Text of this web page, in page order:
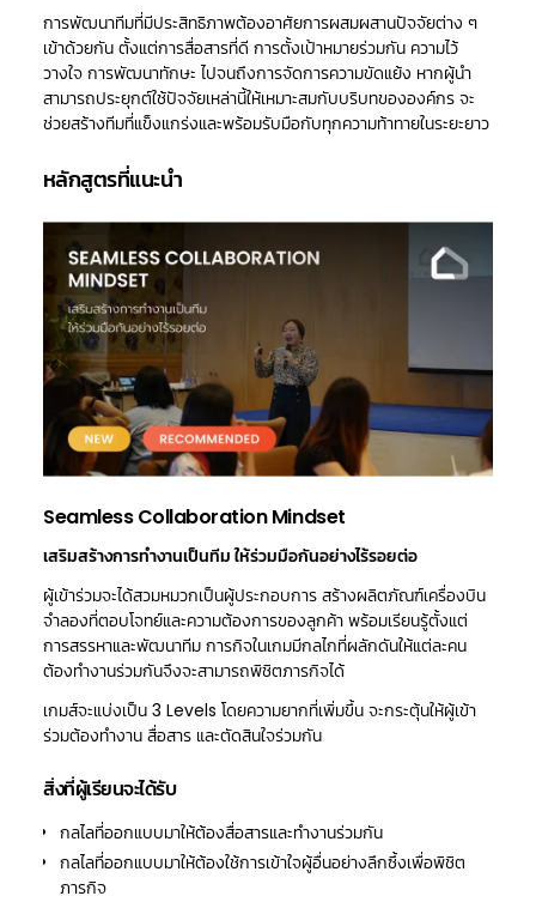
การพัฒนาทีมที่มีประสิทธิภาพต้องอาศัยการผสมผสานปัจจัยต่าง ๆ
เข้าด้วยกัน ตั้งแต่การสื่อสารที่ดี การตั้งเป้าหมายร่วมกัน ความไว้
วางใจ การพัฒนาทักษะ ไปจนถึงการจัดการความขัดแย้ง หากผู้นำ
สามารถประยุกต์ใช้ปัจจัยเหล่านี้ให้เหมาะสมกับบริบทขององค์กร จะ
ช่วยสร้างทีมที่แข็งแกร่งและพร้อมรับมือกับทุกความท้าทายในระยะยาว
หลักสูตรที่แนะนำ
Seamless Collaboration Mindset
เสริมสร้างการทำงานเป็นทีม ให้ร่วมมือกันอย่างไร้รอยต่อ
ผู้เข้าร่วมจะได้สวมหมวกเป็นผู้ประกอบการ สร้างผลิตภัณฑ์เครื่องบิน
จำลองที่ตอบโจทย์และความต้องการของลูกค้า พร้อมเรียนรู้ตั้งแต่
การสรรหาและพัฒนาทีม การกิจในเกมมีกลไกที่ผลักดันให้แต่ละคน
ต้องทำงานร่วมกันจึงจะสามารถพิชิตภารกิจได้
เกมส์จะแบ่งเป็น 3 Levels โดยความยากที่เพิ่มขึ้น จะกระตุ้นให้ผู้เข้า
ร่วมต้องทำงาน สื่อสาร และตัดสินใจร่วมกัน
สิ่งที่ผู้เรียนจะได้รับ
กลไลที่ออกแบบมาให้ต้องสื่อสารและทำงานร่วมกัน
กลไลที่ออกแบบมาให้ต้องใช้การเข้าใจผู้อื่นอย่างลึกซึ้งเพื่อพิชิต
ภารกิจ